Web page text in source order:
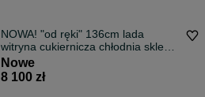
NOWA! "od ręki" 136cm lada
witryna cukiernicza chłodnia sklep
lodówka DOSTAWA CAŁY KRAJ na
ciasta
Nowe
8 100 zł